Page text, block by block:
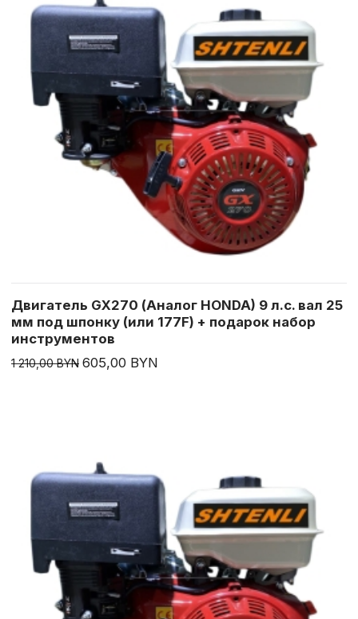
Двигатель GX270 (Аналог HONDA) 9 л.с. вал 25
мм под шпонку (или 177F) + подарок набор
инструментов
1 210,00 BYN 605,00 BYN